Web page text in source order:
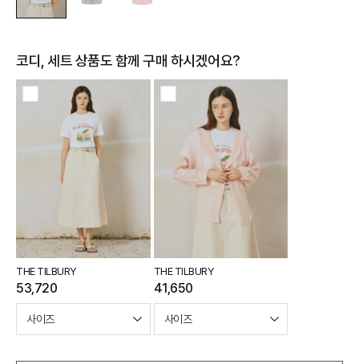
코디, 세트 상품도 함께 구매 하시겠어요?
THE TILBURY
53,720
THE TILBURY
41,650